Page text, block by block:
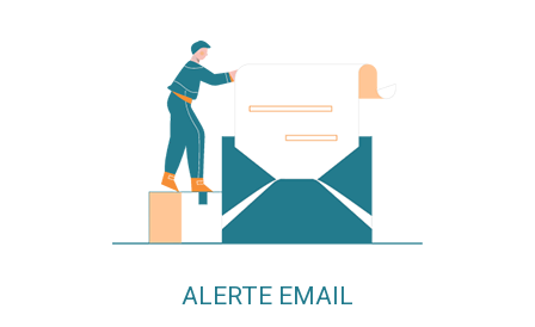
ALERTE EMAIL